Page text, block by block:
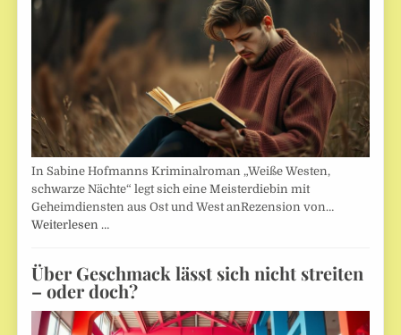
In Sabine Hofmanns Kriminalroman „Weiße Westen,
schwarze Nächte“ legt sich eine Meisterdiebin mit
Geheimdiensten aus Ost und West anRezension von…
Weiterlesen …
Über Geschmack lässt sich nicht streiten
– oder doch?